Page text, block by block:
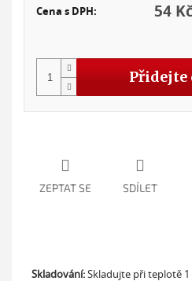
54
Cena s DPH:
Přidejte
ZEPTAT SE SDÍLET
Skladování:Skladujte při teplotě 1